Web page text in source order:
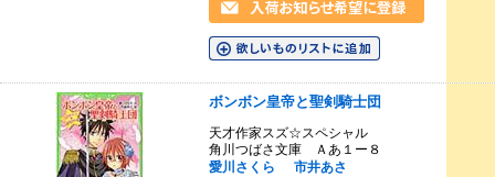
ボンボン皇帝と聖剣騎士団
天才作家スズ☆スペシャル
角川つばさ文庫 Ａあ１ー８
愛川さくら
市井あさ